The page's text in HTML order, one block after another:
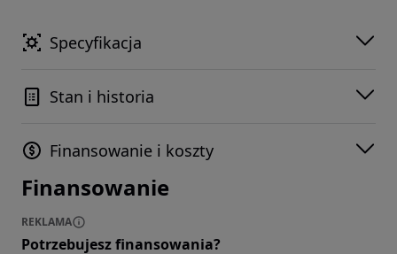
Specyfikacja
Stan i historia
Finansowanie i koszty
Finansowanie
REKLAMA
Potrzebujesz finansowania?